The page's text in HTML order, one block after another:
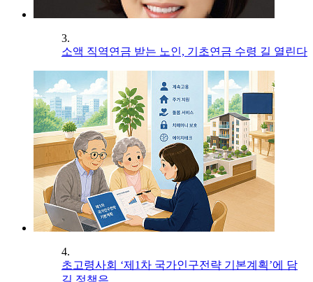
3.
소액 직역연금 받는 노인, 기초연금 수령 길 열린다
4.
초고령사회 ‘제1차 국가인구전략 기본계획’에 담